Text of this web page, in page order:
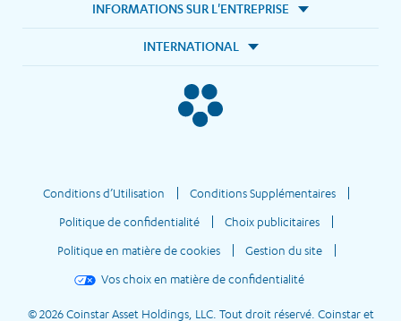
INFORMATIONS SUR L'ENTREPRISE
INTERNATIONAL
Conditions d’Utilisation
Conditions Supplémentaires
Politique de confidentialité
Choix publicitaires
Politique en matière de cookies
Gestion du site
Vos choix en matière de confidentialité
© 2026 Coinstar Asset Holdings, LLC. Tout droit réservé. Coinstar et